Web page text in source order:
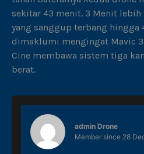
sekitar 43 menit. 3 Menit
yang sanggup terbang hingga
dimaklumi mengingat Mavic 3
Cine membawa sistem tiga
berat.
admin Drone
Member since 28